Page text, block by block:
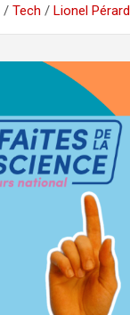
Tech Lionel Pérard